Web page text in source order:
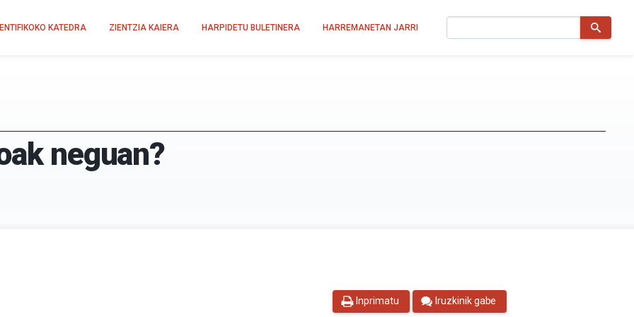
KATEDRA ZIENTZIA KAIERA HARPIDETU BULETINERA HARREMANETAN JARRI
neguan?
Inprimatu Iruzkinik gabe